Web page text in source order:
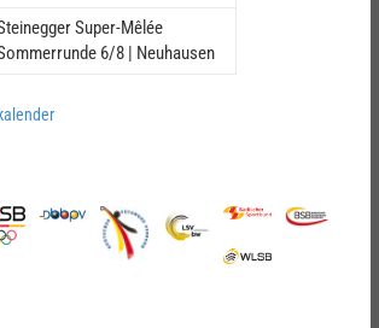
Super-Mêlée
6/8 | Neuhausen